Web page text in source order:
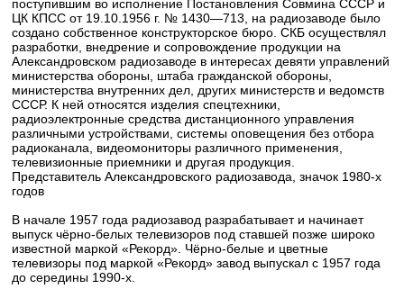
поступившим во исполнение Постановления Совмина СССР и
ЦК КПСС от 19.10.1956 г. № 1430—713, на радиозаводе было
создано собственное конструкторское бюро. СКБ осуществлял
разработки, внедрение и сопровождение продукции на
Александровском радиозаводе в интересах девяти управлений
министерства обороны, штаба гражданской обороны,
министерства внутренних дел, других министерств и ведомств
СССР. К ней относятся изделия спецтехники,
радиоэлектронные средства дистанционного управления
различными устройствами, системы оповещения без отбора
радиоканала, видеомониторы различного применения,
телевизионные приемники и другая продукция.
Представитель Александровского радиозавода, значок 1980-х
годов
В начале 1957 года радиозавод разрабатывает и начинает
выпуск чёрно-белых телевизоров под ставшей позже широко
известной маркой «Рекорд». Чёрно-белые и цветные
телевизоры под маркой «Рекорд» завод выпускал с 1957 года
до середины 1990-х.